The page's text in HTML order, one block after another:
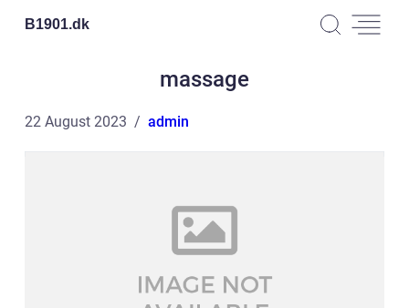
B1901.dk
massage
22 August 2023 admin